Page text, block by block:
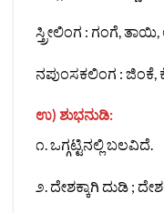
ಸ್ತ್ರೀಲಿಂಗ : ಗಂಗೆ,
ನಪುಂಸಕಲಿಂಗ : ಜಿಂಕೆ,
ಉ) ಶುಭನುಡಿ:
೧. ಒಗ್ಗಟ್ಟಿನಲ್ಲಿ ಬಲವಿದೆ.
೨. ದೇಶಕ್ಕಾಗಿ ದುಡಿ ;